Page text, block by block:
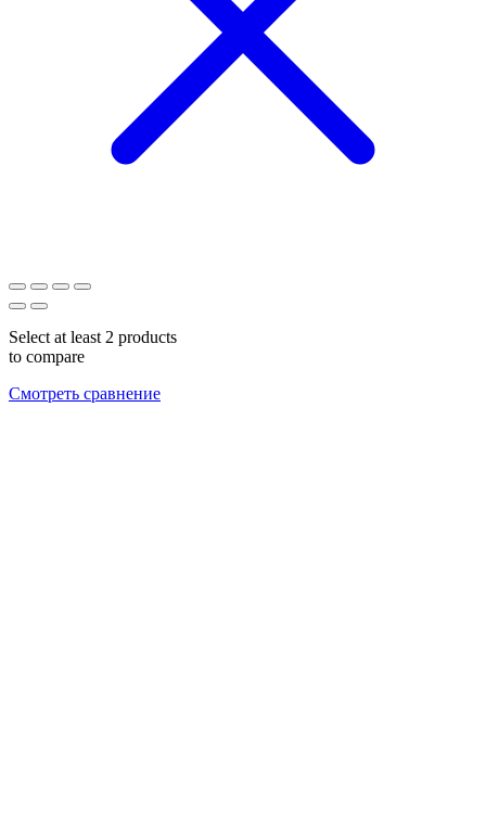
Select at least 2 products
to compare
Смотреть сравнение